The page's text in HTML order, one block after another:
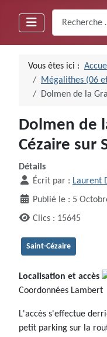
Vous êtes ici :
Mégalithes (06
Dolmen de la
Dolmen de
Cézaire sur
Détails
Écrit par : Laurent
Publié le : 5
Clics : 15645
Saint-Cézaire
Localisation et accès
Coordonnées Lambert
L'accès s'effectue
petit parking sur la